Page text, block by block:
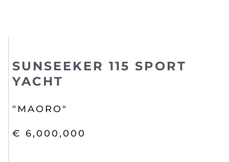
SUNSEEKER 115 SPORT
YACHT
"MAORO"
€ 6,000,000